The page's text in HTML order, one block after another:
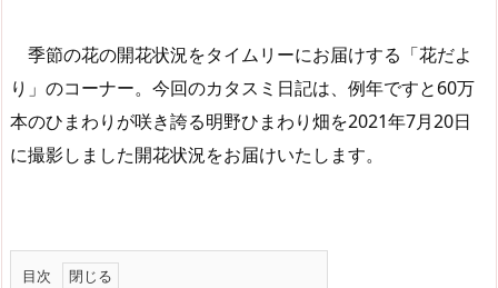
季節の花の開花状況をタイムリーにお届けする「花だよ
り」のコーナー。今回のカタスミ日記は、例年ですと60万
本のひまわりが咲き誇る明野ひまわり畑を2021年7月20日
に撮影しました開花状況をお届けいたします。
目次